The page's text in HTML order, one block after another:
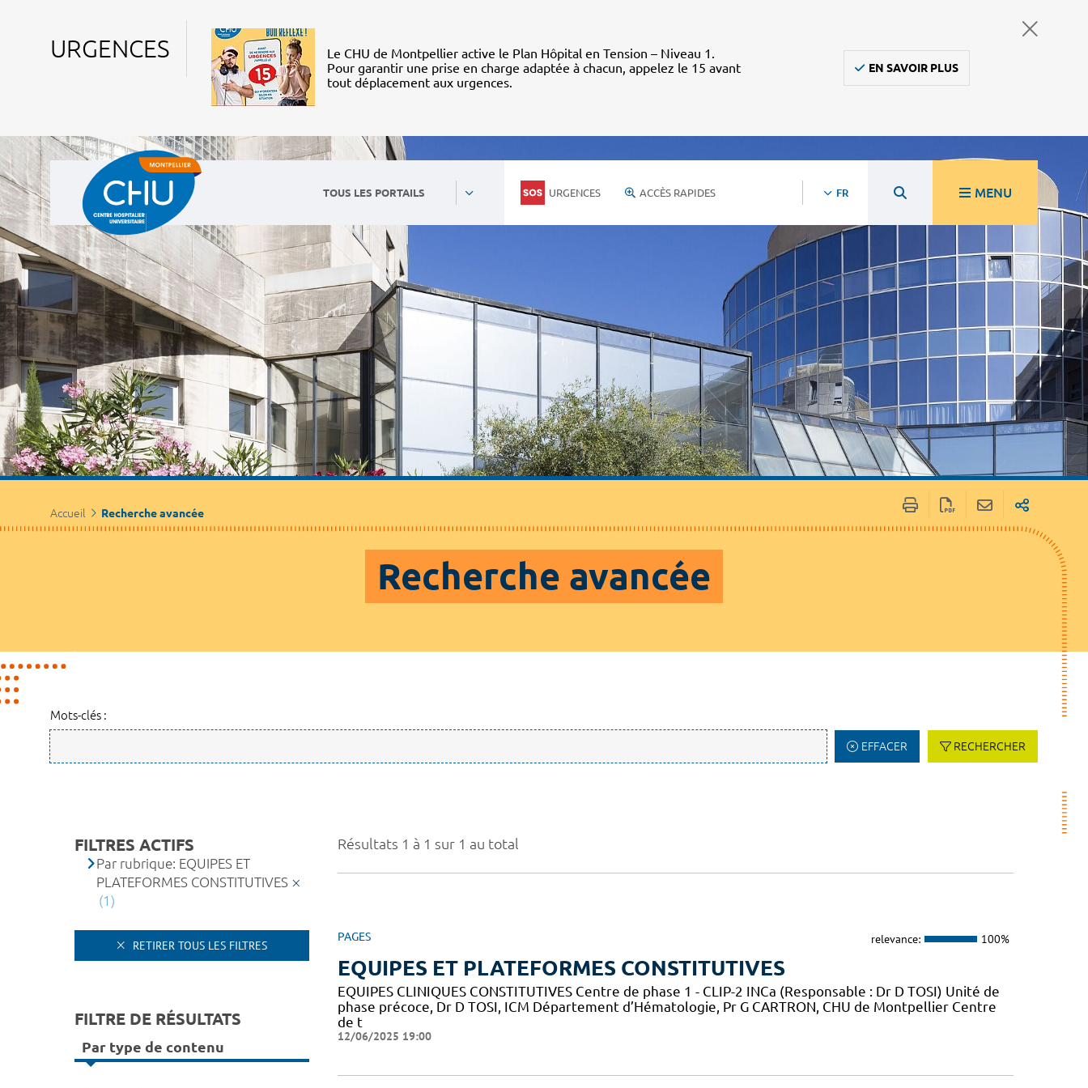
URGENCES
Le CHU de Montpellier active le Plan Hôpital en Tension – Niveau 1.
Pour garantir une prise en charge adaptée à chacun, appelez le 15 avant
tout déplacement aux urgences.
EN SAVOIR PLUS
TOUS LES PORTAILS URGENCES ACCÈS RAPIDES FR MENU
Accueil Recherche avancée
Recherche avancée
Mots-clés :
EFFACER RECHERCHER
Résultats 1 à 1 sur 1 au total
PAGES relevance: 100%
EQUIPES ET PLATEFORMES CONSTITUTIVES
EQUIPES CLINIQUES CONSTITUTIVES Centre de phase 1 - CLIP-2 INCa (Responsable : Dr D TOSI) Unité de
phase précoce, Dr D TOSI, ICM Département d’Hématologie, Pr G CARTRON, CHU de Montpellier Centre
de t
12/06/2025 19:00
FILTRES ACTIFS
Par rubrique: EQUIPES ET
PLATEFORMES CONSTITUTIVES
(1)
RETIRER TOUS LES FILTRES
FILTRE DE RÉSULTATS
Par type de contenu